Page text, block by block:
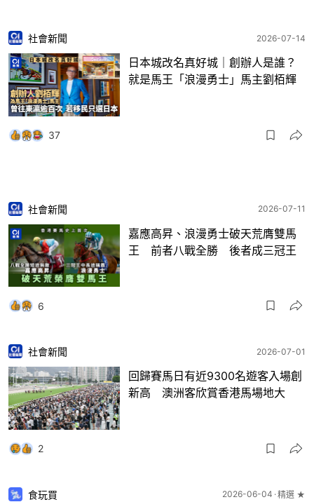
社會新聞 2026-07-14
日本城改名真好城｜創辦人是誰？
就是馬王「浪漫勇士」馬主劉栢輝
37
社會新聞 2026-07-11
嘉應高昇、浪漫勇士破天荒膺雙馬
王 前者八戰全勝 後者成三冠王
6
社會新聞 2026-07-01
回歸賽馬日有近9300名遊客入場創
新高 澳洲客欣賞香港馬場地大
2
食玩買 2026-06-04 精選 ★